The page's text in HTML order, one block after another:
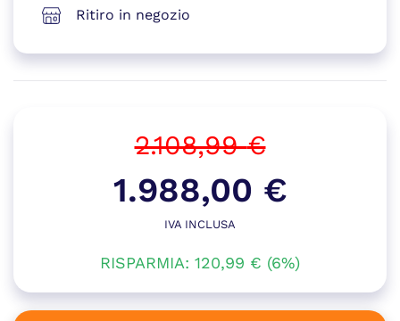
2.108,99€
Il
prezzo
originale
1.988,00 €
Il
prezzo
attuale
IVA INCLUSA
RISPARMIA: 120,99 € (6%)
Ritiro in negozio